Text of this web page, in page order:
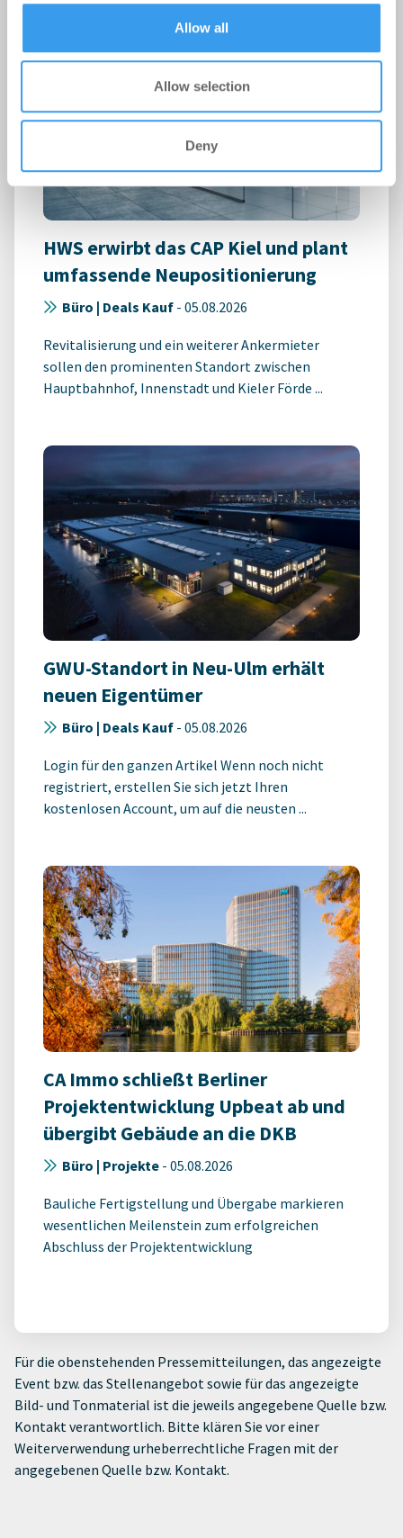
Allow all
Allow selection
Deny
HWS erwirbt das CAP Kiel und plant
umfassende Neupositionierung
Büro | Deals Kauf - 05.08.2026
Revitalisierung und ein weiterer Ankermieter
sollen den prominenten Standort zwischen
Hauptbahnhof, Innenstadt und Kieler Förde ...
GWU-Standort in Neu-Ulm erhält
neuen Eigentümer
Büro | Deals Kauf - 05.08.2026
Login für den ganzen Artikel Wenn noch nicht
registriert, erstellen Sie sich jetzt Ihren
kostenlosen Account, um auf die neusten ...
CA Immo schließt Berliner
Projektentwicklung Upbeat ab und
übergibt Gebäude an die DKB
Büro | Projekte - 05.08.2026
Bauliche Fertigstellung und Übergabe markieren
wesentlichen Meilenstein zum erfolgreichen
Abschluss der Projektentwicklung
Für die obenstehenden Pressemitteilungen, das angezeigte
Event bzw. das Stellenangebot sowie für das angezeigte
Bild- und Tonmaterial ist die jeweils angegebene Quelle bzw.
Kontakt verantwortlich. Bitte klären Sie vor einer
Weiterverwendung urheberrechtliche Fragen mit der
angegebenen Quelle bzw. Kontakt.